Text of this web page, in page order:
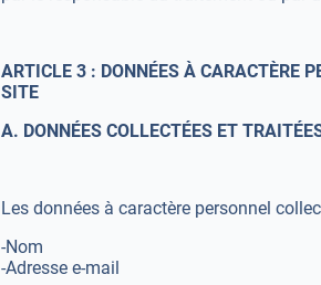
ARTICLE 3 : DONNÉES À CARACTÈRE
SITE
A. DONNÉES COLLECTÉES ET
Les données à caractère personnel
-Nom
-Adresse e-mail